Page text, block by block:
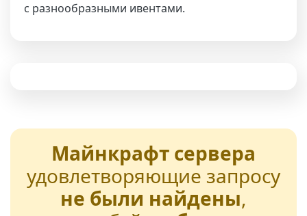
с разнообразными ивентами.
Майнкрафт сервера
удовлетворяющие запросу
не были найдены,